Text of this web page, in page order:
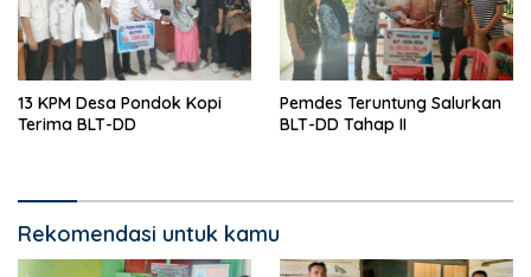
13 KPM Desa Pondok Kopi
Terima BLT-DD
Pemdes Teruntung Salurkan
BLT-DD Tahap II
Rekomendasi untuk kamu